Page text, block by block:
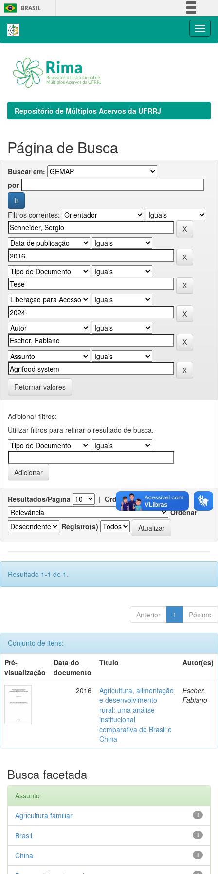
Skip
navigation
BRASIL
Repositório de Múltiplos Acervos da UFRRJ
Página de Busca
Buscar em:
por
Filtros correntes:
Retornar valores
Adicionar filtros:
Utilizar filtros para refinar o resultado de busca.
Resultados/Página | Ordenar registros por
Ordenar
Registro(s)
Resultado 1-1 de 1.
Anterior 1 Póximo
Conjunto de itens:
Pré-
visualização
Data do
documento
Título Autor(es)
2016
Agricultura, alimentação
e desenvolvimento
rural: uma análise
institucional
comparativa de Brasil e
China
Escher,
Fabiano
Busca facetada
Assunto
1
Agricultura familiar
1
Brasil
1
China